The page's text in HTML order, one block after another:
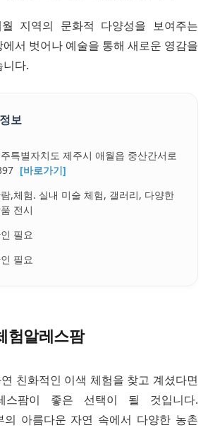
지역의 문화적 다양성을 보여주는
서 벗어나 예술을 통해 새로운 영감을
니다.
보
특별자치도 제주시 애월읍 중산간서로
[바로가기]
,체험. 실내 미술 체험, 갤러리, 다양한
전시
필요
필요
험알레스팜
친화적인 이색 체험을 찾고 계셨다면
스팜이 좋은 선택이 될 것입니다.
의 아름다운 자연 속에서 다양한 농촌